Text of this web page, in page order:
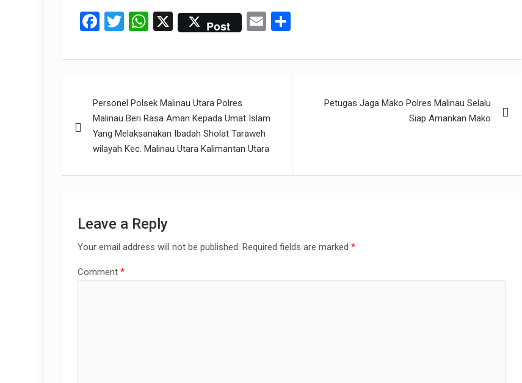
F
ce
o
o
k
T
tt
W
at
A
p
p
X Post
E
ail ar
navigation
Personel Polsek Malinau Utara Polres
Malinau Beri Rasa Aman Kepada Umat Islam
Yang Melaksanakan Ibadah Sholat Taraweh
wilayah Kec. Malinau Utara Kalimantan Utara
Petugas Jaga Mako Polres Malinau Selalu
Siap Amankan Mako
Leave a Reply
Your email address will not be published. Required fields are marked *
Comment *